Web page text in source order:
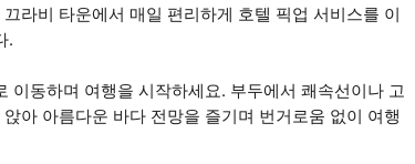
라비 타운에서 매일 편리하게 호텔 픽업 서비스를 이
.
동하며 여행을 시작하세요. 부두에서 쾌속선이나 고
아 아름다운 바다 전망을 즐기며 번거로움 없이 여행